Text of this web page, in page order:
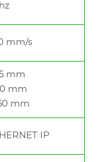
mm/s
mm
mm
mm
IP